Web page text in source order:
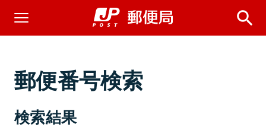
郵便番号検索
検索結果